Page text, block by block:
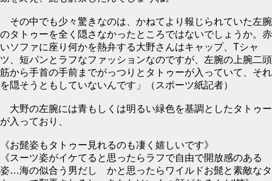
その中でも少々驚きなのは、かねてより報じられていた左腕
のタトゥーを全く隠さなかったところではないでしょうか。赤
いソファに座り何かを熱弁する大野さんはキャップ、Tシャ
ツ、短パンとラフなファッションなのですが、左腕の上腕二頭
筋から手首の手前までがっつりとタトゥーが入っていて、それ
を隠そうともしていないんです」（スポーツ紙記者）
大野の左腕には青もしくは明るい緑色を基調としたタトゥー
が入っており、
《お髭姿もタトゥー見れるのも凄く嬉しいです》
《スーツ姿がイケてると思ったらラフで自由で開放感のある
姿…海の似合う男だし かと思ったらワイルドお髭と素敵なタ